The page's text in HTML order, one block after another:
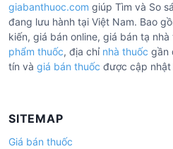
giabanthuoc.com giúp Tìm và So
đang lưu hành tại Việt Nam. Bao
kiến, giá bán online, giá bán tạ
phẩm thuốc, địa chỉ nhà thuốc gần
tín và giá bán thuốc được cập
SITEMAP
Giá bán thuốc